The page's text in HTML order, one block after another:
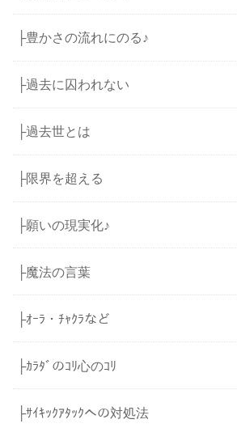
├豊かさの流れにのる♪
├過去に囚われない
├過去世とは
├限界を超える
├願いの現実化♪
├魔法の言葉
├ｵｰﾗ・ﾁｬｸﾗなど
├ｶﾗﾀﾞのｺﾘ心のｺﾘ
├ｻｲｷｯｸｱﾀｯｸへの対処法